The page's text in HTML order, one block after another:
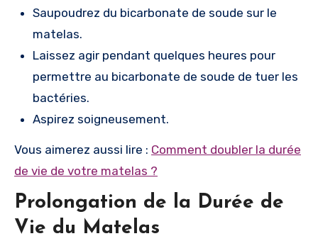
Saupoudrez du bicarbonate de soude sur le
matelas.
Laissez agir pendant quelques heures pour
permettre au bicarbonate de soude de tuer les
bactéries.
Aspirez soigneusement.
Vous aimerez aussi lire : Comment doubler la durée
de vie de votre matelas ?
Prolongation de la Durée de
Vie du Matelas